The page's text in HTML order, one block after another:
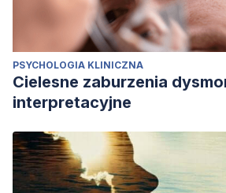
PSYCHOLOGIA KLINICZNA
Cielesne zaburzenia
interpretacyjne